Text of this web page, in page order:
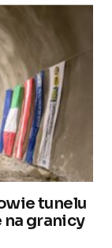
tunelu
na granicy